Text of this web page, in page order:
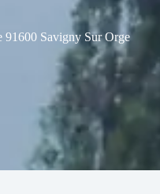
91600 Savigny Sur Orge